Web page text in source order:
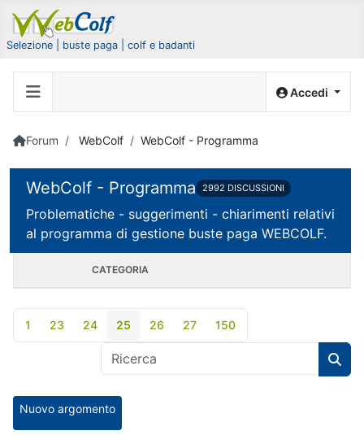
Selezione | buste paga | colf e badanti
Accedi
Forum WebColf WebColf - Programma
WebColf - Programma 2992 DISCUSSIONI
Problematiche - suggerimenti - chiarimenti relativi
al programma di gestione buste paga WEBCOLF.
CATEGORIA
1 23 24 25 26 27 150
Nuovo argomento